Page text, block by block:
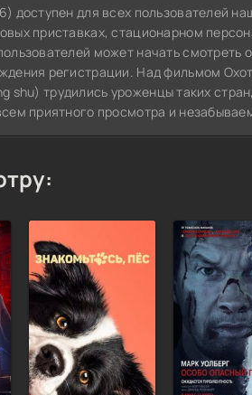
доступен для всех пользователей
приставках, стационарном
может начать смотреть
регистрации. Над фильмом
shu) трудились уроженцы таких
приятного просмотра и